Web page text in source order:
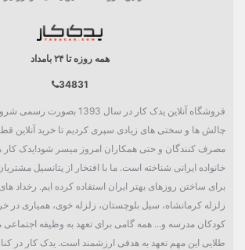
همه روزه تا ۲۴ بامداد
34831
فروشگاه آنلاین یدک کار در سال
چالش ها و سختی های زیادی سپری کردیم تا خرید آنلاین
مصرف کنندگان و حتی همکاران امروز میسر شود!یدک کار
خانواده ایرانی شناخته است. ما با افتخار از پتانسیل
برای ساختن روزهای بهتر ایران استفاده کرده ایم. رخداد
زلزله کرمانشاه، سیل بلوچستان، زلزله خوی، همیاری در
کودکان مدرسه و... همه گامی برای تعهد به وظیفه اجتماعی
طلایی این مهم تعهد به هدفی ارزشمند است. یدک کار در